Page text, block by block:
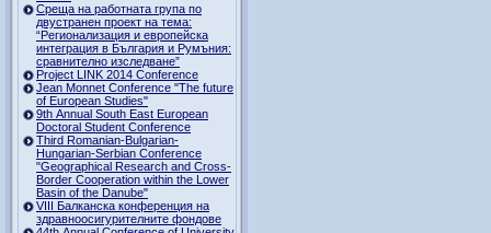
Среща на работната група по
двустранен проект на тема:
“Регионализация и европейска
интеграция в България и Румъния:
сравнително изследване”
Project LINK 2014 Conference
Jean Monnet Conference "The future
of European Studies"
9th Annual South East European
Doctoral Student Conference
Third Romanian-Bulgarian-
Hungarian-Serbian Conference
"Geographical Research and Cross-
Border Cooperation within the Lower
Basin of the Danube"
VIII Балканска конференция на
здравноосигурителните фондове